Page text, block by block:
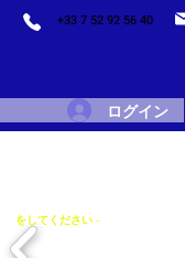
+33 7 52 92 56 40
ログイン
をしてください -